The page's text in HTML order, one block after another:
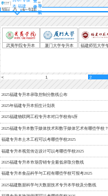
本 福建
登
录导
航
武夷学院专升本 厦门大学专升本
福建师范大学
本
< 1 2
2025福建专升本录取控制分数线公布
2025年福建专升本招生计划表
2025福建物联网工程专升本对口学校有6所
2025福建专升本数字媒体技术和数字媒体艺术有哪些学校？
福建专升本土木工程可以考哪些学校2025
福建专升本视觉传达设计可以考哪些学校2025
2025福建专升本市场营销专业最低录取分数线
福建专升本食品科学与工程有哪些学校可报考2025
2025福建数据科学与大数据技术专升本学校及分数线